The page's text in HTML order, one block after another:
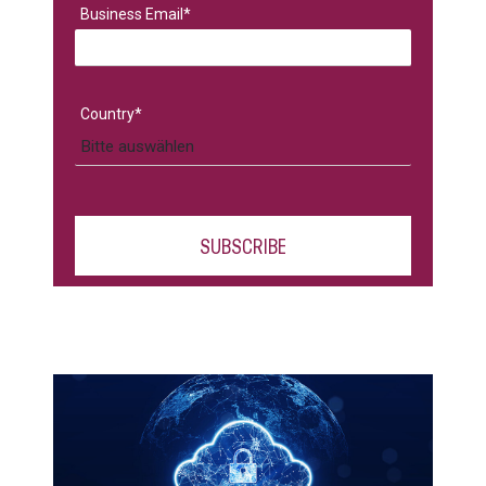
Business Email *
Country*